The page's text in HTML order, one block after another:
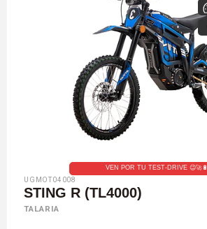
VEN POR TU TEST-DRIVE 😉🚀🔋
UGMOT04008
STING R (TL4000)
TALARIA